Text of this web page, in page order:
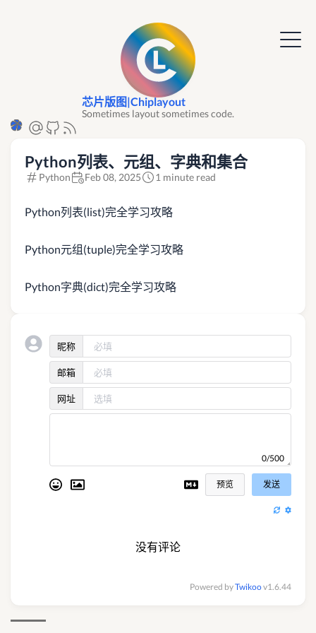
芯片版图|Chiplayout
Sometimes layout sometimes code.
Python列表、元组、字典和集合
Python Feb 08, 2025 1 minute read
Python列表(list)完全学习攻略
Python元组(tuple)完全学习攻略
Python字典(dict)完全学习攻略
昵称
邮箱
网址
0/500
预览 发送
没有评论
Powered byTwikoov1.6.44